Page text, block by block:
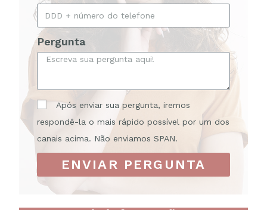
Pergunta
Após enviar sua pergunta, iremos
respondê-la o mais rápido possível por um dos
canais acima. Não enviamos SPAN.
ENVIAR PERGUNTA